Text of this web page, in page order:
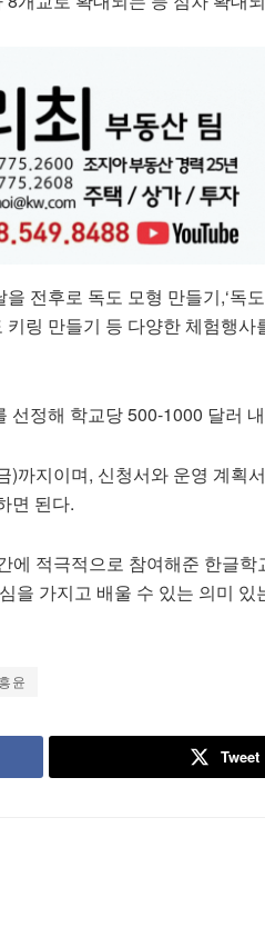
전후로 독도 모형 만들기,‘독
링 만들기 등 다양한 체험행사
선정해 학교당 500-1000 달러
)까지이며, 신청서와 운영 계획
면 된다.
에 적극적으로 참여해준 한글
을 가지고 배울 수 있는 의미 있
윤
Tweet